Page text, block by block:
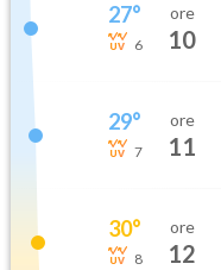
27°
6
ore
10
29°
7
ore
11
30°
8
ore
12